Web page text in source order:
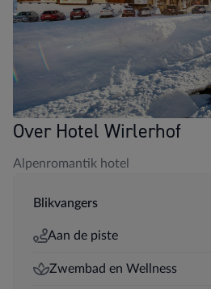
Over Hotel Wirlerhof
Alpenromantik hotel
Blikvangers
Aan de piste
Zwembad en Wellness